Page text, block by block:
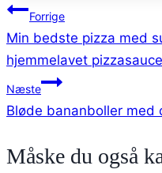
Indlægsnavigation
Forrige
Min bedste pizza med
hjemmelavet pizzasauce
Næste
Bløde bananboller med
Måske du også